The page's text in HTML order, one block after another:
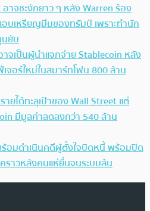
าจชะงักยาว ๆ หลัง Warren ร้อง
อบเหรียญมีมของทรัมป์ เพราะทำนัก
ยับ
าจเป็นผู้นำแจกจ่าย Stablecoin หลัง
จอร์ใหม่ในสมาร์ทโฟน 800 ล้าน
ายได้ทะลุเป้าของ Wall Street แต่
มีมูลค่าลดลงกว่า 540 ล้าน
ร้อมดำเนินคดีผู้ตั้งใจบิดหนี้ พร้อมปิด
ราวหลังคนแห่ยื่นจนระบบล้น